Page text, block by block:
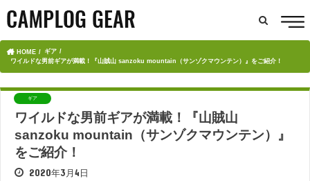
HOME
ギア
ワイルドな男前ギアが満載！『山賊山 sanzoku mountain（サンゾクマウンテン）』をご紹介！
ギア
ワイルドな男前ギアが満載！『山賊山
sanzoku mountain（サンゾクマウンテン）』
をご紹介！
2020年3月4日